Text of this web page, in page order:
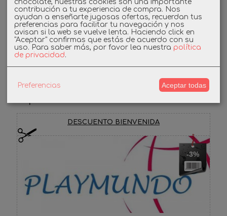
Linkedin
Instagram
DESCUENTO BIENVENIDA
-3%
chocolate, nuestras cookies son una importante
contribución a tu experiencia de compra. Nos
ayudan a enseñarte jugosas ofertas, recuerdan tus
preferencias para facilitar tu navegación y nos
avisan si la web se vuelve lenta. Haciendo click en
"Aceptar" confirmas que estás de acuerdo con su
uso. Para saber más, por favor lea nuestra política
de privacidad.
Preferencias Aceptar todas